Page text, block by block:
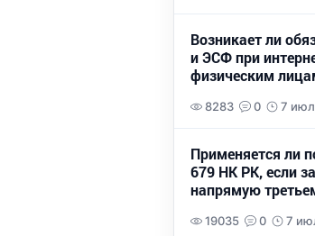
Возникает ли
и ЭСФ при
физическим
8283 0 7
Применяется ли
679 НК РК, если
напрямую
19035 0 7